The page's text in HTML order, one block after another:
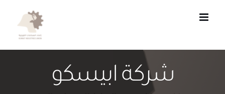
شركة ابيسكو